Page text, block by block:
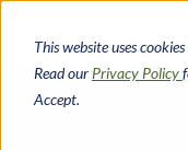
This website uses
Read our Privacy Policy
Accept.
contenido
principal